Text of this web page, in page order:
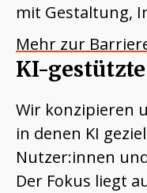
mit Gestaltung,
Mehr zur
KI-
Wir konzipieren
in denen KI
Nutzer:innen
Der Fokus liegt